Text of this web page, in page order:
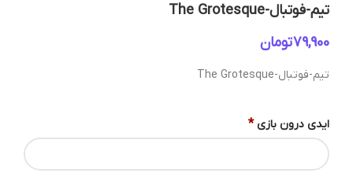
تیم-فوتبال-The Grotesque
تومان
تیم-فوتبال-The Grotesque
ایدی درون بازی *